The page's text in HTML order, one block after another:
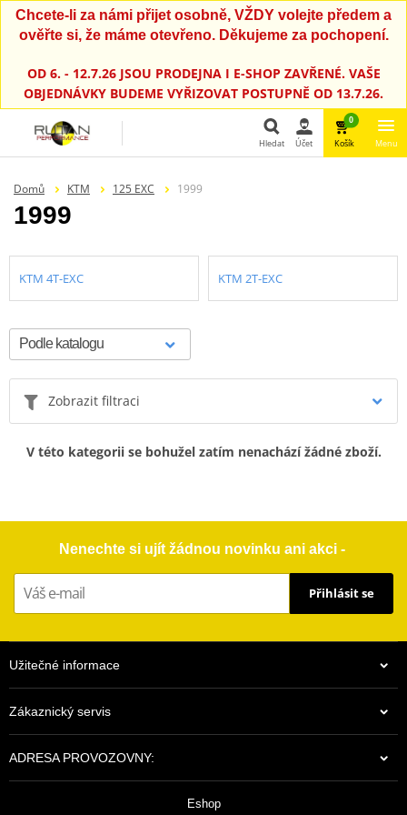
Chcete-li za námi přijet osobně, VŽDY volejte předem a
ověřte si, že máme otevřeno. Děkujeme za pochopení.
OD 6. - 12.7.26 JSOU PRODEJNA I E-SHOP ZAVŘENÉ. VAŠE
OBJEDNÁVKY BUDEME VYŘIZOVAT POSTUPNĚ OD 13.7.26.
Hledat Účet
0
Košík Menu
Domů KTM 125 EXC 1999
1999
KTM 4T-EXC KTM 2T-EXC
Zobrazit filtraci
V této kategorii se bohužel zatím nenachází žádné zboží.
Nenechte si ujít žádnou novinku ani akci -
Přihlásit se
Užitečné informace
Zákaznický servis
ADRESA PROVOZOVNY:
Eshop